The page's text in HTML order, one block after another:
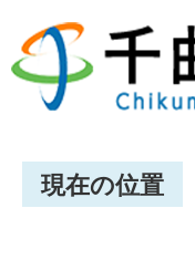
現在の位置